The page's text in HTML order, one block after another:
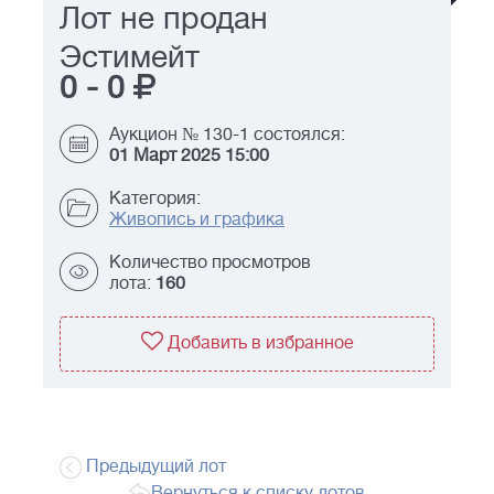
Лот не продан
Эстимейт
0 - 0
Аукцион № 130-1 состоялся:
01 Март 2025 15:00
Категория:
Живопись и графика
Количество просмотров
лота: 160
Добавить в избранное
Предыдущий лот